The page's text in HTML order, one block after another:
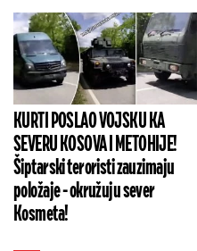
KURTI POSLAO VOJSKU KA
SEVERU KOSOVA I METOHIJE!
Šiptarski teroristi zauzimaju
položaje - okružuju sever
Kosmeta!